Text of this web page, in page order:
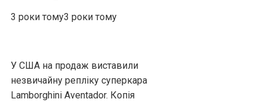
3 роки тому3 роки тому
У США на продаж виставили
незвичайну репліку суперкара
Lamborghini Aventador. Копія